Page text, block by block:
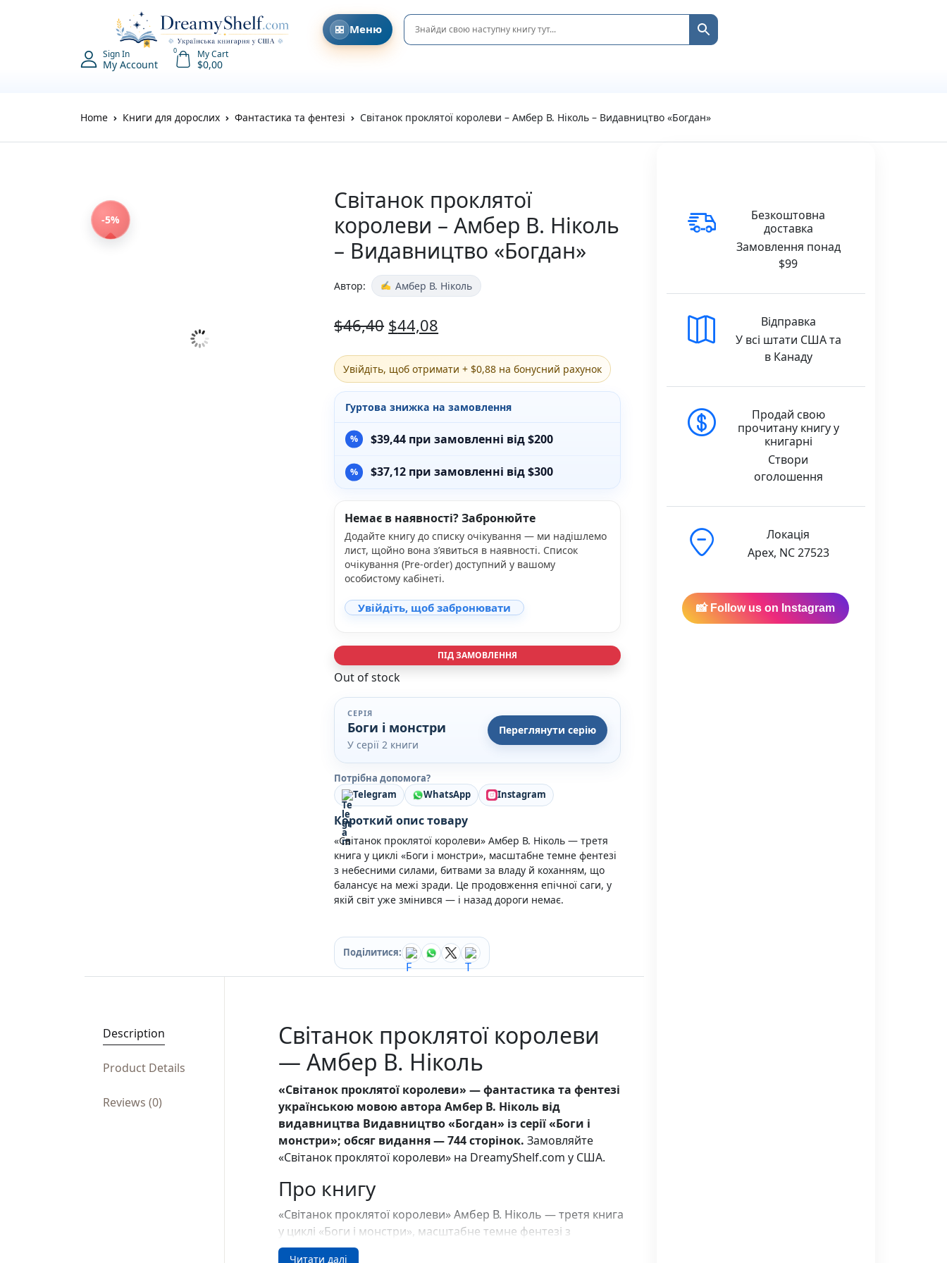
Меню
Головна
Блог та Новини
Refund and Returns Policy
Новинки
Очікувані новинки
Акційні пропозиції
Подарунки та аксесуари
Вітальні листівки
Подарункові елементи
Різдвяно-зимові
Книги для дорослих
Українська класика
Сучасна українська проза
Світова класика
Проза
Поезія та драматургія
Детективи
Саморозвиток, мотивація, філософія
Бізнес Менеджмент Фінанси
Історія Наука Політологія
Батьківство та виховання
Книги про Україну
Біблії
Ігри для дорослих
Зарубіжні письменники
Картонні книги для найменших
Віммельбухи
Казки Вірші Оповідання
Книги з наліпками
Вчимося читати
Прописи для дітей
Книги для першого читання
Самостійне читання (6+)
Книги для читання 10+
Розмальовки та Аплікації
Енциклопедії
Навчальні книги
Книги про Україну
Ігри для дітей
Різдвяні / Зимові
Жанри
Тематичні підбірки
Love story mood: підбірка книжок для неї
Подарунок для нього
Біографії що надихають
Історії сильних жінок
Книжкові історії на екрані
Прокачай себе
Розпродаж пошкоджених книг
Вживані книги
Подарункові книги
Сучасна українська проза
Канцтовари
Закладки
Sign In
My Account
0 My Cart
$0,00
Home Книги для дорослих Фантастика та фентезі Світанок проклятої королеви – Амбер В. Ніколь – Видавництво «Богдан»
-5%
Світанок проклятої
королеви – Амбер В. Ніколь
– Видавництво «Богдан»
Автор: Амбер В. Ніколь
$46,40 $44,08
Увійдіть, щоб отримати + $0,88 на бонусний рахунок
Гуртова знижка на замовлення
$39,44при замовленні від $200
$37,12при замовленні від $300
Немає в наявності? Забронюйте
Додайте книгу до списку очікування — ми надішлемо
лист, щойно вона з’явиться в наявності. Список
очікування (Pre-order) доступний у вашому
особистому кабінеті.
Увійдіть, щоб забронювати
ПІД ЗАМОВЛЕННЯ
Out of stock
СЕРІЯ
Боги і монстри
У серії 2 книги
Переглянути серію
Потрібна допомога?
Telegram
WhatsApp Instagram
Короткий опис товару
«Світанок проклятої королеви» Амбер В. Ніколь — третя
книга у циклі «Боги і монстри», масштабне темне фентезі
з небесними силами, битвами за владу й коханням, що
балансує на межі зради. Це продовження епічної саги, у
якій світ уже змінився — і назад дороги немає.
Поділитися:
Description
Product Details
Reviews (0)
Світанок проклятої королеви
— Амбер В. Ніколь
«Світанок проклятої королеви» — фантастика та фентезі
українською мовою автора Амбер В. Ніколь від
видавництва Видавництво «Богдан» із серії «Боги і
монстри»; обсяг видання — 744 сторінок. Замовляйте
«Світанок проклятої королеви» на DreamyShelf.com у США.
Про книгу
«Світанок проклятої королеви» Амбер В. Ніколь — третя книга
у циклі «Боги і монстри», масштабне темне фентезі з
небесними силами, битвами за владу й коханням, що
Читати далі
Безкоштовна
доставка
Замовлення понад
$99
Відправка
У всі штати США та
в Канаду
Продай свою
прочитану книгу у
книгарні
Створи
оголошення
Локація
Apex, NC 27523
📸 Follow us on Instagram